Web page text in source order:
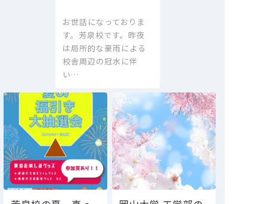
お世話になっておりま
す。芳泉校です。昨夜
は局所的な豪雨による
校舎周辺の冠水に伴
い…